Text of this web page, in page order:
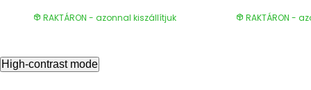
RAKTÁRON - azonnal kiszállítjuk RAKTÁRON -
High-contrast mode